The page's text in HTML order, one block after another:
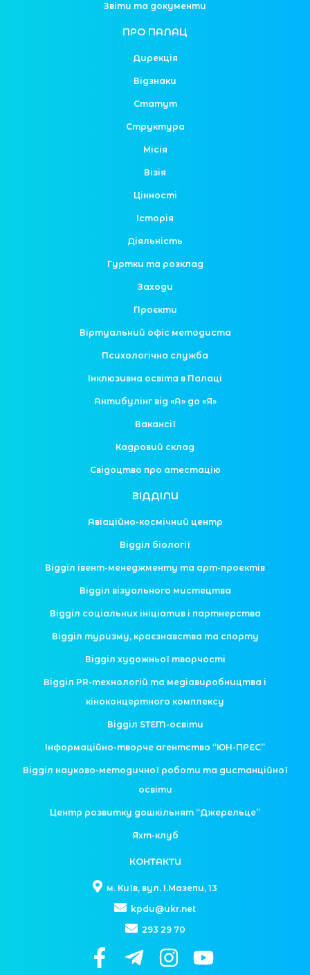
Звіти та документи
ПРО ПАЛАЦ
Дирекція
Відзнаки
Статут
Структура
Місія
Візія
Цінності
Історія
Діяльність
Гуртки та розклад
Заходи
Проєкти
Віртуальний офіс методиста
Психологічна служба
Інклюзивна освіта в Палаці
Антибулінг від «А» до «Я»
Вакансії
Кадровий склад
Свідоцтво про атестацію
ВІДДІЛИ
Авіаційно-космічний центр
Відділ біології
Відділ івент-менеджменту та арт-проектів
Відділ візуального мистецтва
Відділ соціальних ініціатив і партнерства
Відділ туризму, краєзнавства та спорту
Відділ художньої творчості
Відділ PR-технологій та медіавиробництва і
кіноконцертного комплексу
Відділ STEM-освіти
Інформаційно-творче агентство “ЮН-ПРЕС”
Відділ науково-методичної роботи та дистанційної
освіти
Центр розвитку дошкільнят “Джерельце”
Яхт-клуб
КОНТАКТИ
м. Київ, вул. І.Мазепи, 13
kpdu@ukr.net
293 29 70